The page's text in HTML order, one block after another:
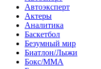
Автоэксперт
Актеры
Аналитика
Баскетбол
Безумный мир
Биатлон/Лыжи
Бокс/MMA